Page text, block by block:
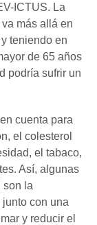
ICTUS. La
más allá en
teniendo en
de 65 años
podría sufrir un
cuenta para
el colesterol
el tabaco,
Así, algunas
son la
con una
y reducir el